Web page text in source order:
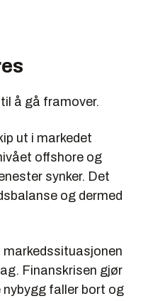
å gå framover.
ut i markedet
offshore og
synker. Det
og dermed
markedssituasjonen
Finanskrisen gjør
faller bort og